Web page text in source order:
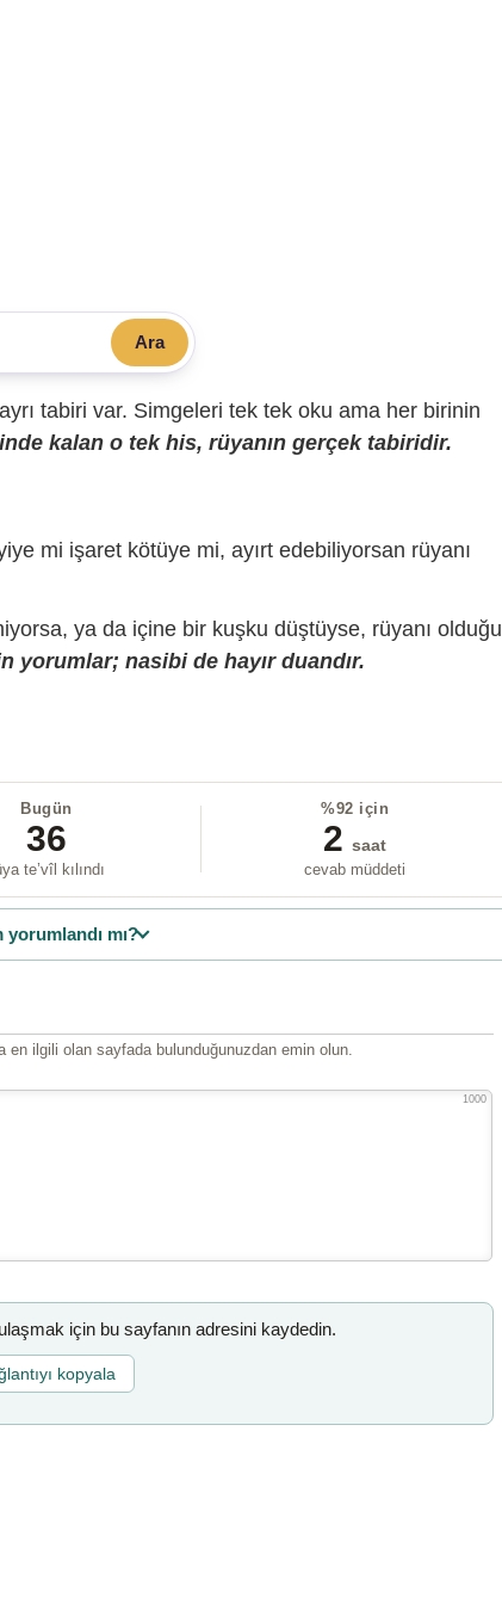
Ara
tabiri var. Simgeleri tek tek oku ama her birinin
kalan o tek his, rüyanın gerçek tabiridir.
mi işaret kötüye mi, ayırt edebiliyorsan rüyanı
ya da içine bir kuşku düştüyse, rüyanı olduğu
yorumlar; nasibi de hayır duandır.
Bugün
36
te’vîl kılındı
%92 için
2 saat
cevab müddeti
yorumlandı mı?
en ilgili olan sayfada bulunduğunuzdan emin olun.
1000
için bu sayfanın adresini kaydedin.
kopyala